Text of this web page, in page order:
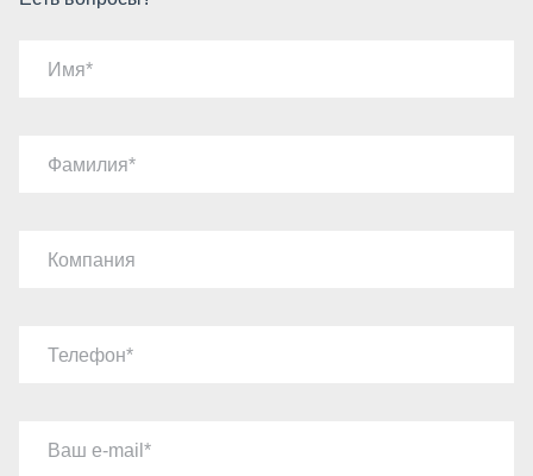
Имя
Фамилия
Компания
Телефон
Ваш e-mail